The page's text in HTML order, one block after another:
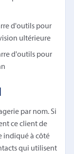
d'outils pour
ultérieure
d'outils pour
par nom. Si
ce client de
indiqué à côté
qui utilisent